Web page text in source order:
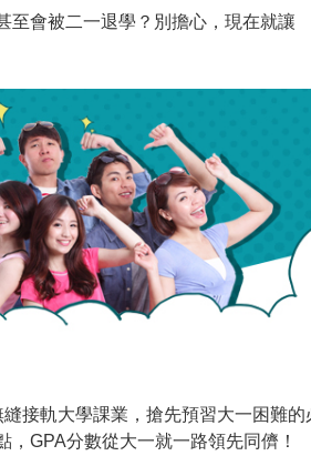
至會被二一退學？別擔心，現在就讓
接軌大學課業，搶先預習大一困難的
GPA分數從大一就一路領先同儕！